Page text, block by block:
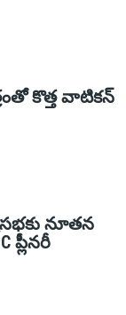
కొత్త వాటికన్
నూతన
ప్లీనరీ